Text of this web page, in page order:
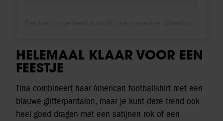
HELEMAAL KLAAR VOOR EEN
FEESTJE
Tina combineert haar American footballshirt met een
blauwe glitterpantalon, maar je kunt deze trend ook
heel goed dragen met een satijnen rok of een